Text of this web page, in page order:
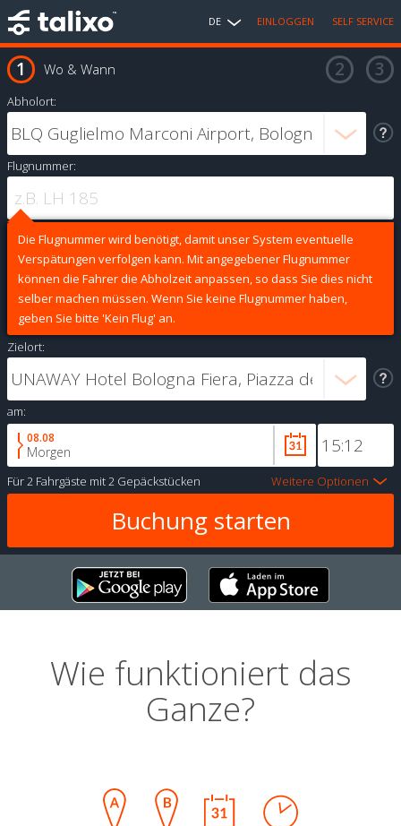
DE EINLOGGEN SELF SERVICE
Wo & Wann
Abholort:
Flugnummer:
Die Flugnummer wird benötigt, damit unser System eventuelle
Verspätungen verfolgen kann. Mit angegebener Flugnummer
können die Fahrer die Abholzeit anpassen, so dass Sie dies nicht
selber machen müssen. Wenn Sie keine Flugnummer haben,
geben Sie bitte 'Kein Flug' an.
Zielort:
am:
08.08
Morgen
Für2 Fahrgäste mit2 Gepäckstücken Weitere Optionen
Wie funktioniert das
Ganze?